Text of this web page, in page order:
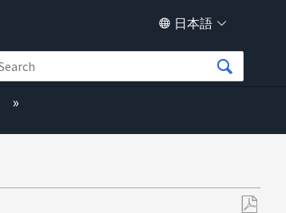
日本語